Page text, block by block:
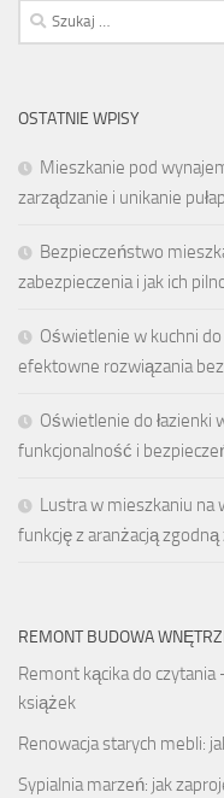
Szukaj:
OSTATNIE WPISY
Mieszkanie pod
zarządzanie i unikanie
Bezpieczeństwo
zabezpieczenia i jak ich
Oświetlenie w kuchni
efektowne rozwiązania
Oświetlenie do łazienki
funkcjonalność i
Lustra w mieszkaniu na
funkcję z aranżacją zgodną
REMONT BUDOWA
Remont kącika do
książek
Renowacja starych mebli:
Sypialnia marzeń: jak